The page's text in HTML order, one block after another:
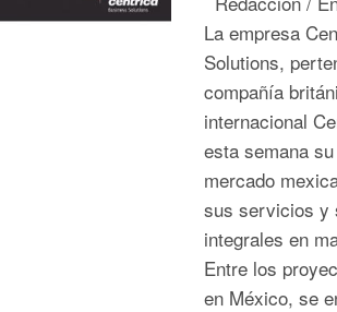
La empresa
Solutions,
compañía
internacional
esta semana
mercado
sus servicios y
integrales en
Entre los
en México, se